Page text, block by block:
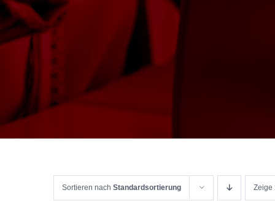
Sortieren nach Standardsortierung Zeige